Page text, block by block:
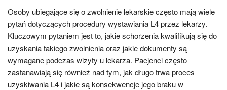
Osoby ubiegające się o zwolnienie lekarskie często mają wiele
pytań dotyczących procedury wystawiania L4 przez lekarzy.
Kluczowym pytaniem jest to, jakie schorzenia kwalifikują się do
uzyskania takiego zwolnienia oraz jakie dokumenty są
wymagane podczas wizyty u lekarza. Pacjenci często
zastanawiają się również nad tym, jak długo trwa proces
uzyskiwania L4 i jakie są konsekwencje jego braku w